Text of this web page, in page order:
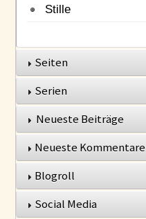
Stille
Seiten
Serien
Neueste Beiträge
Neueste Kommentare
Blogroll
Social Media